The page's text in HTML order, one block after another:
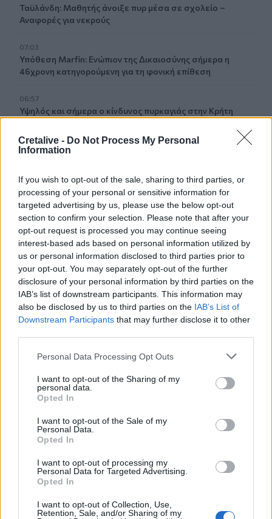
Cretalive - Do Not Process My Personal
Information
If you wish to opt-out of the sale, sharing to third parties, or
processing of your personal or sensitive information for
targeted advertising by us, please use the below opt-out
section to confirm your selection. Please note that after your
opt-out request is processed you may continue seeing
interest-based ads based on personal information utilized by
us or personal information disclosed to third parties prior to
your opt-out. You may separately opt-out of the further
disclosure of your personal information by third parties on the
IAB’s list of downstream participants. This information may
also be disclosed by us to third parties on the IAB’s List of
Downstream Participants that may further disclose it to other
Personal Data Processing Opt Outs
I want to opt-out of the Sharing of my
personal data.
Opted In
I want to opt-out of the Sale of my
Personal Data.
Opted In
I want to opt-out of processing my
Personal Data for Targeted Advertising.
Opted In
I want to opt-out of Collection, Use,
Retention, Sale, and/or Sharing of my
Ταϋλάνδη: Μαθητής άνοιξε πυρ μέσα σε σχολείο –
Αναφορές για νεκρούς
07:03
Υπόθεση Marfin: Ενώπιον της Δικαιοσύνης σήμερα η
46χρονη κατηγορούμενη για τη φονική επίθεση
06:57
Υψηλός και σήμερα ο κίνδυνος πυρκαγιάς στην Κρήτη
05:52
ΕΝΦΙΑ: Τα λάθη στις μεταβιβάσεις που φέρνουν
04:41
Τα φρούτα που επιλέγουν 4 ενδοκρινολόγοι για καλύτερο
έλεγχο του σακχάρου
03:34
Το απολαυστικό βίντεο της Νατάσας Θεοδωρίδου με τη
μητέρα της
ΠΕΡΙΣΣΟΤΕΡΑ
ΣΧΕΤΙΚA AΡΘΡΑ
ΟΦΗ: Αυτός πρέπει να είναι, καταρχήν, ο στόχος στο
SPORTS 08:15
ΟΦΗ: Αυτός πρέπει να είναι,
ΟΦΗ: Αυτός πρέπει να είναι,
ΟΦΗ: Μεγάλο προβάδισμα πρόκρισης για την ΤΣΣΚΑ
ΟΦΗ: Μεγάλο προβάδισμα
ΟΦΗ: Μεγάλο προβάδισμα